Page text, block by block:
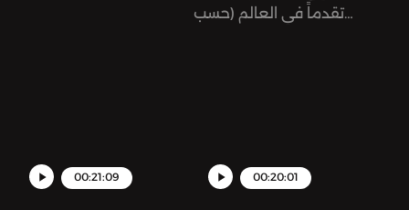
تقدماً في العالم (حسب
00:21:09 00:20:01